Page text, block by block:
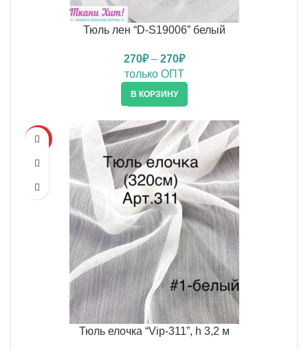
Тюль лен “D-S19006” белый
270₽– 270₽
только ОПТ
В КОРЗИНУ
HOT
Тюль елочка “Vip-311”, h 3,2 м